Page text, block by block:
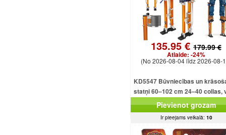
135.95 € 179.99 €
Atlaide: -24%
(No 2026-08-04 līdz 2026-08-
KD5547 Būvniecības un
statņi 60–102 cm 24–40 collas,
alumīnija
Pievienot grozam
Ir pieejams veikalā: 10